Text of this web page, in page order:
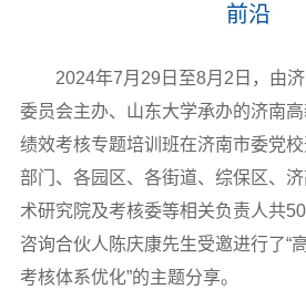
前沿
2024年7月29日至8月2日，由
委员会主办、山东大学承办的济南
绩效考核专题培训班在济南市委党
部门、各园区、各街道、综保区、
术研究院及考核委等相关负责人共
咨询合伙人陈庆康先生受邀进行了“
考核体系优化”的主题分享。